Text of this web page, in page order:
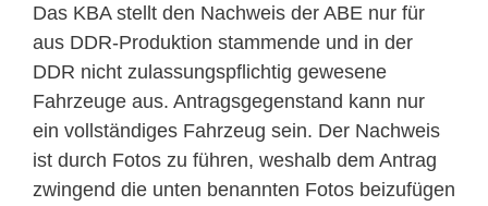
Das KBA stellt den Nachweis der ABE nur für
aus DDR-Produktion stammende und in der
DDR nicht zulassungspflichtig gewesene
Fahrzeuge aus. Antragsgegenstand kann nur
ein vollständiges Fahrzeug sein. Der Nachweis
ist durch Fotos zu führen, weshalb dem Antrag
zwingend die unten benannten Fotos beizufügen